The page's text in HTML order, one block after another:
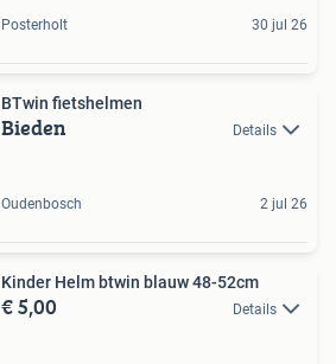
Posterholt 30 jul 26
BTwin fietshelmen
Bieden Details
Oudenbosch 2 jul 26
Kinder Helm btwin blauw 48-52cm
€ 5,00 Details